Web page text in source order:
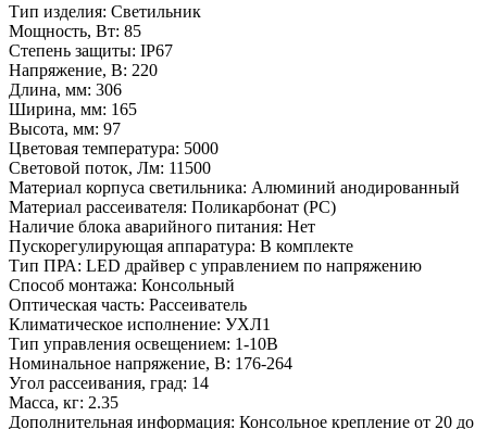
Тип изделия: Светильник
Мощность, Вт: 85
Степень защиты: IP67
Напряжение, В: 220
Длина, мм: 306
Ширина, мм: 165
Высота, мм: 97
Цветовая температура: 5000
Световой поток, Лм: 11500
Материал корпуса светильника: Алюминий анодированный
Материал рассеивателя: Поликарбонат (PC)
Наличие блока аварийного питания: Нет
Пускорегулирующая аппаратура: В комплекте
Тип ПРА: LED драйвер с управлением по напряжению
Способ монтажа: Консольный
Оптическая часть: Рассеиватель
Климатическое исполнение: УХЛ1
Тип управления освещением: 1-10В
Номинальное напряжение, В: 176-264
Угол рассеивания, град: 14
Масса, кг: 2.35
Дополнительная информация: Консольное крепление от 20 до